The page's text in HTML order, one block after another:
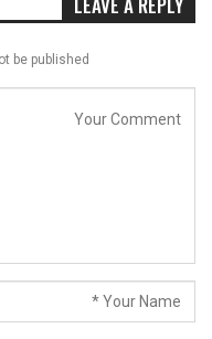
be published.